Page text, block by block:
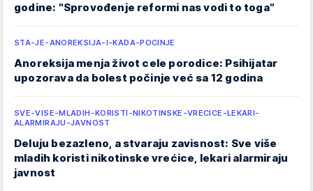
godine: "Sprovođenje reformi nas vodi to toga"
STA-JE-ANOREKSIJA-I-KADA-POCINJE
Anoreksija menja život cele porodice: Psihijatar
upozorava da bolest počinje već sa 12 godina
SVE-VISE-MLADIH-KORISTI-NIKOTINSKE-VRECICE-LEKARI-
ALARMIRAJU-JAVNOST
Deluju bezazleno, a stvaraju zavisnost: Sve više
mladih koristi nikotinske vrećice, lekari alarmiraju
javnost